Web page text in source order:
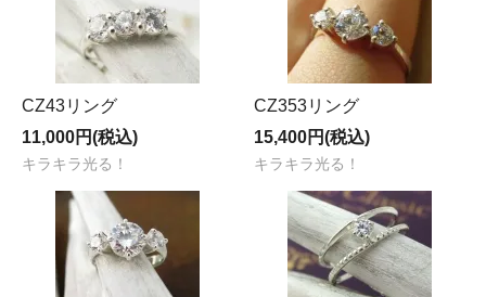
CZ43リング
11,000円(税込)
キラキラ光る！
CZ353リング
15,400円(税込)
キラキラ光る！